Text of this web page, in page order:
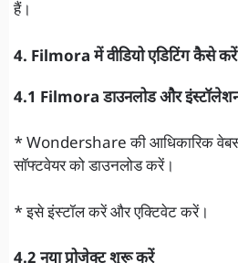
हैं।
4. Filmora में वीडियो एडिटिंग कैसे
4.1 Filmora डाउनलोड और
* Wondershare की आधिकारिक
सॉफ्टवेयर को डाउनलोड करें।
* इसे इंस्टॉल करें और एक्टिवेट करें।